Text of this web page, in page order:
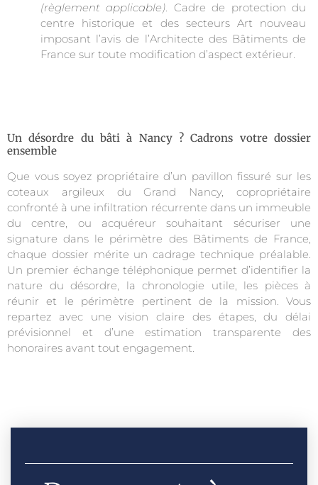
(règlement applicable). Cadre de protection du
centre historique et des secteurs Art nouveau
imposant l’avis de l’Architecte des Bâtiments de
France sur toute modification d’aspect extérieur.
Un désordre du bâti à Nancy ? Cadrons votre dossier
ensemble
Que vous soyez propriétaire d’un pavillon fissuré sur les
coteaux argileux du Grand Nancy, copropriétaire
confronté à une infiltration récurrente dans un immeuble
du centre, ou acquéreur souhaitant sécuriser une
signature dans le périmètre des Bâtiments de France,
chaque dossier mérite un cadrage technique préalable.
Un premier échange téléphonique permet d’identifier la
nature du désordre, la chronologie utile, les pièces à
réunir et le périmètre pertinent de la mission. Vous
repartez avec une vision claire des étapes, du délai
prévisionnel et d’une estimation transparente des
honoraires avant tout engagement.